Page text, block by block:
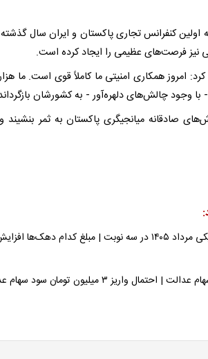
اولین کنفرانس تجاری پاکستان و ایران سال
نیز فرصت‌های عظیمی را ایجاد کرده است.
امروز همکاری امنیتی ما کاملاً قوی است. ما
وجود چالش‌های دلهره‌آور - به کشورشان
صادقانه میانجیگری پاکستان به ثمر بنشیند
شارژ کالابرگ الکترونیکی مرداد ۱۴۰۵ در سه نوبت | مبلغ کدام دهک‌ها
واریز ۳ میلیون تومان سود سهام عدالت